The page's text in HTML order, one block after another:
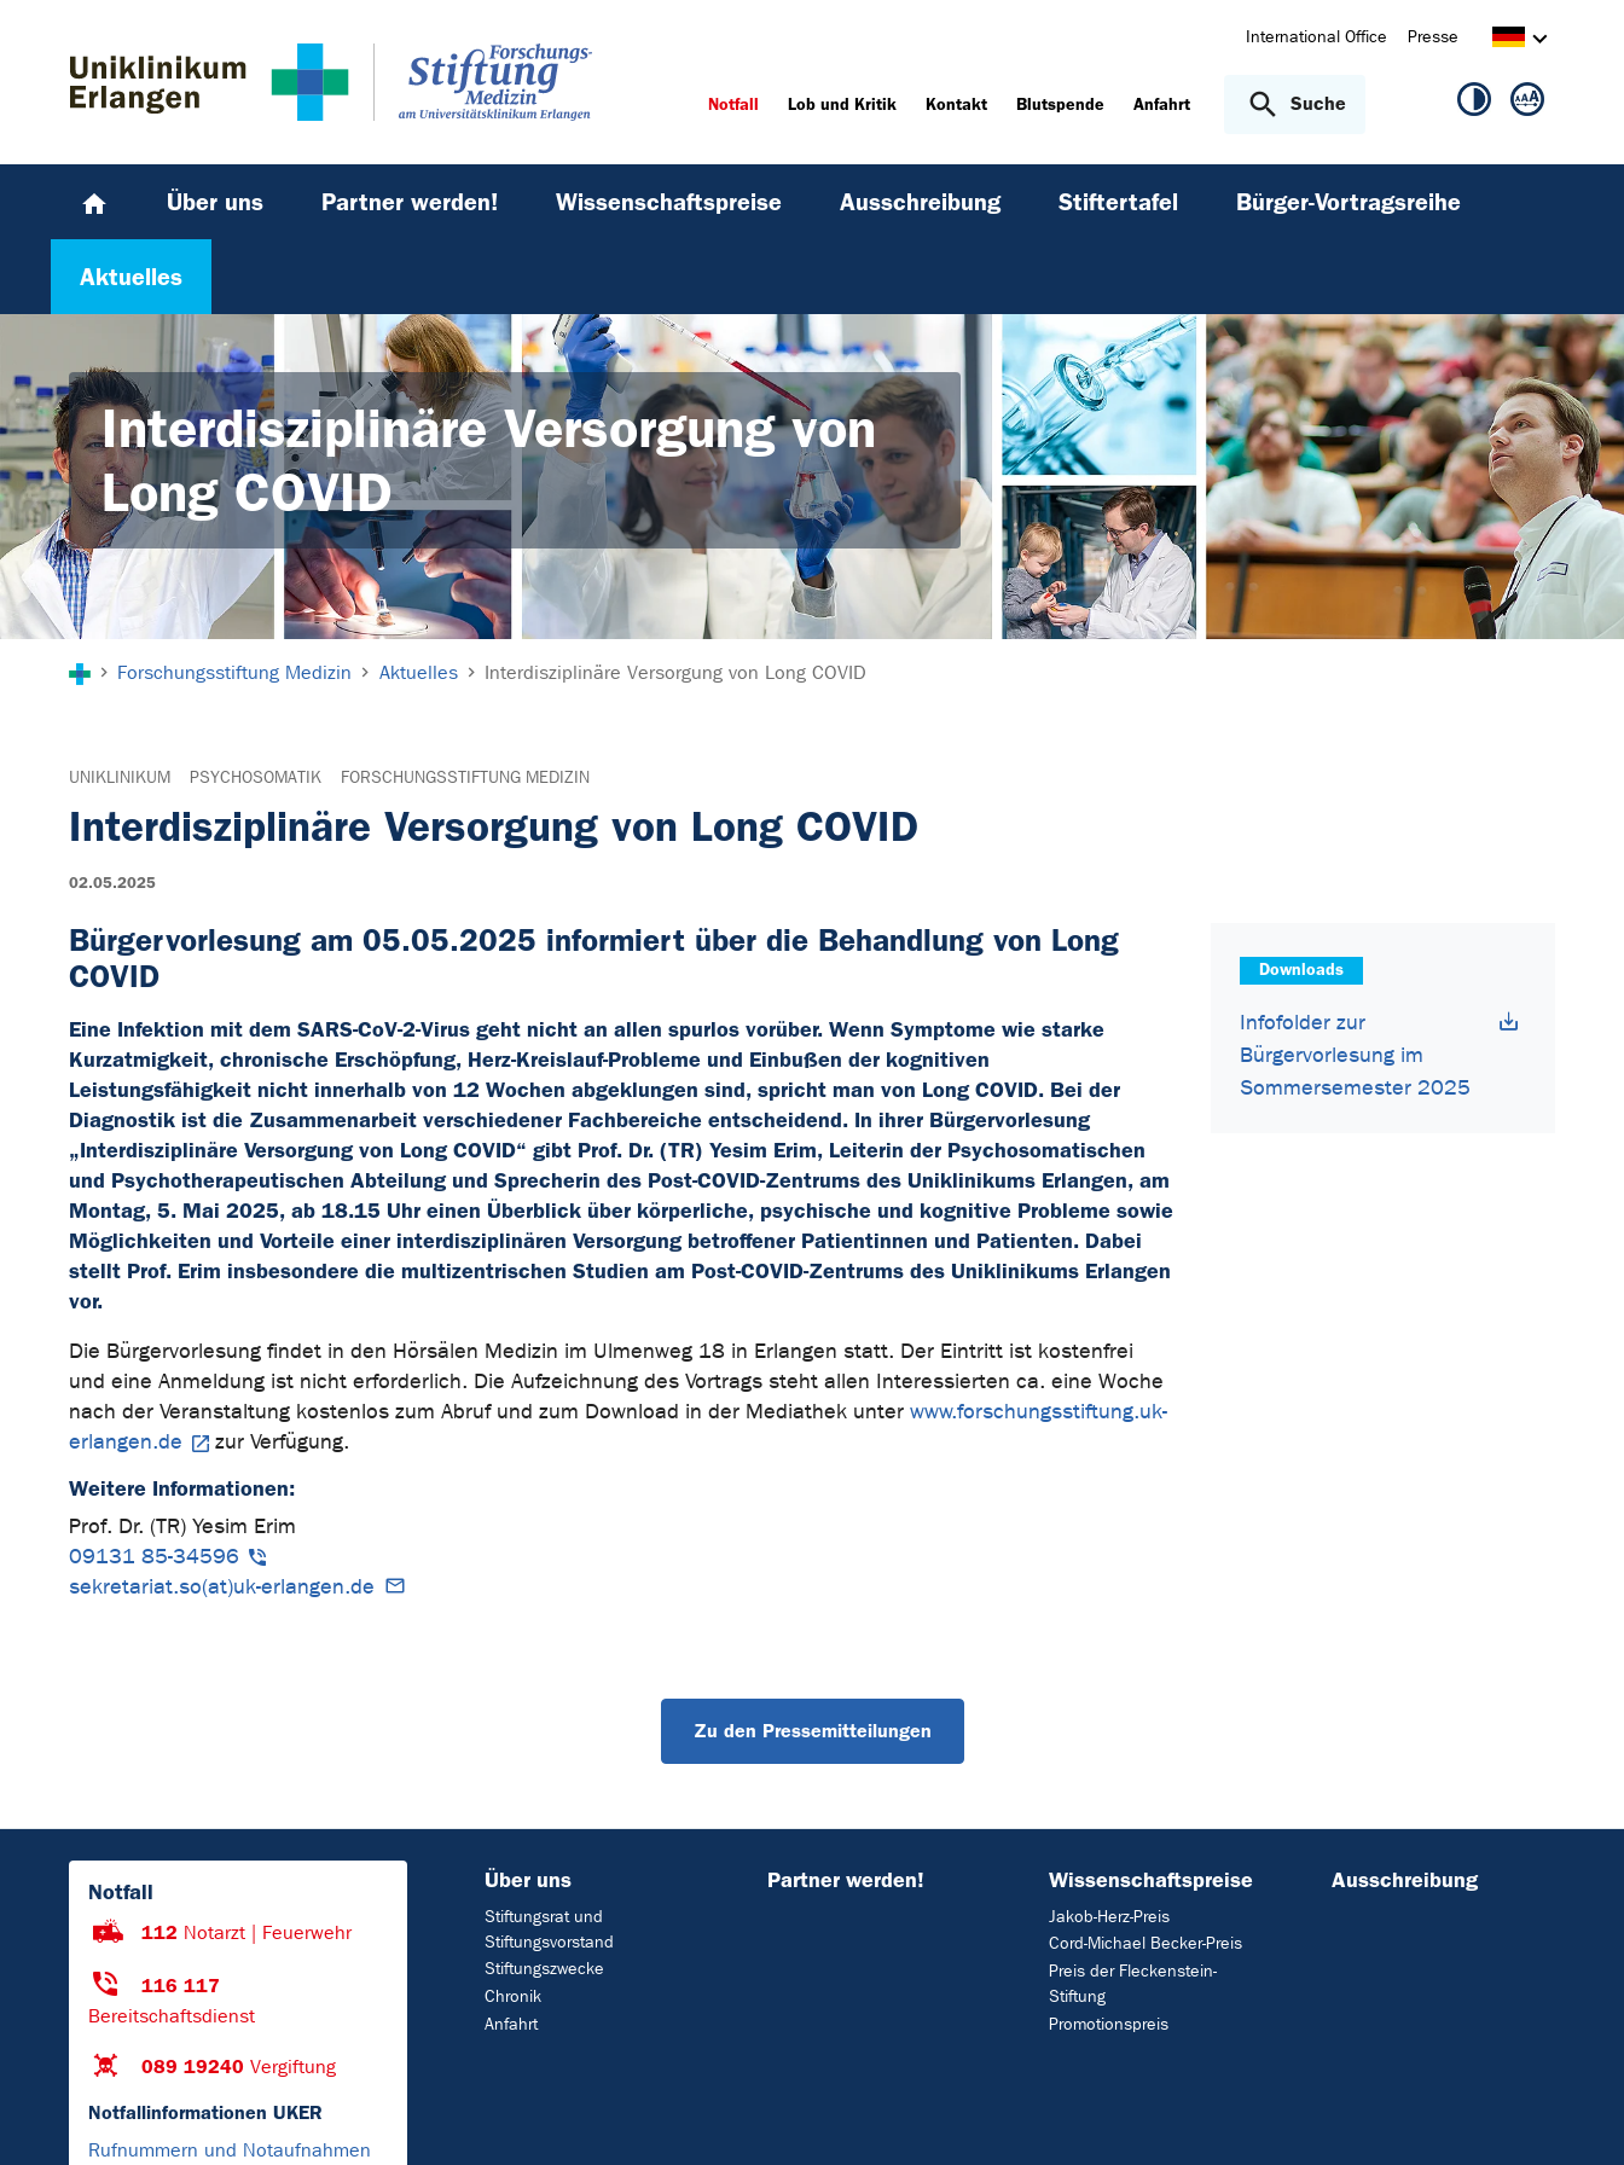
International Office Presse
Notfall Lob und Kritik Kontakt Blutspende Anfahrt Suche
Über uns Partner werden! Wissenschaftspreise Ausschreibung Stiftertafel Bürger-Vortragsreihe
Aktuelles
Interdisziplinäre Versorgung von
Long COVID
Forschungsstiftung Medizin Aktuelles Interdisziplinäre Versorgung von Long COVID
UNIKLINIKUM PSYCHOSOMATIK FORSCHUNGSSTIFTUNG MEDIZIN
Interdisziplinäre Versorgung von Long COVID
02.05.2025
Bürgervorlesung am 05.05.2025 informiert über die Behandlung von Long
COVID
Eine Infektion mit dem SARS-CoV-2-Virus geht nicht an allen spurlos vorüber. Wenn Symptome wie starke
Kurzatmigkeit, chronische Erschöpfung, Herz-Kreislauf-Probleme und Einbußen der kognitiven
Leistungsfähigkeit nicht innerhalb von 12 Wochen abgeklungen sind, spricht man von Long COVID. Bei der
Diagnostik ist die Zusammenarbeit verschiedener Fachbereiche entscheidend. In ihrer Bürgervorlesung
„Interdisziplinäre Versorgung von Long COVID“ gibt Prof. Dr. (TR) Yesim Erim, Leiterin der Psychosomatischen
und Psychotherapeutischen Abteilung und Sprecherin des Post-COVID-Zentrums des Uniklinikums Erlangen, am
Montag, 5. Mai 2025, ab 18.15 Uhr einen Überblick über körperliche, psychische und kognitive Probleme sowie
Möglichkeiten und Vorteile einer interdisziplinären Versorgung betroffener Patientinnen und Patienten. Dabei
stellt Prof. Erim insbesondere die multizentrischen Studien am Post-COVID-Zentrums des Uniklinikums Erlangen
vor.
Die Bürgervorlesung findet in den Hörsälen Medizin im Ulmenweg 18 in Erlangen statt. Der Eintritt ist kostenfrei
und eine Anmeldung ist nicht erforderlich. Die Aufzeichnung des Vortrags steht allen Interessierten ca. eine Woche
nach der Veranstaltung kostenlos zum Abruf und zum Download in der Mediathek unter www.forschungsstiftung.uk-
erlangen.de
zur Verfügung.
Weitere Informationen:
Prof. Dr. (TR) Yesim Erim
09131 85-34596
sekretariat.so(at)uk-erlangen.de
Downloads
Infofolder zur
Bürgervorlesung im
Sommersemester 2025
Zu den Pressemitteilungen
Notfall
112 Notarzt | Feuerwehr
116 117
Bereitschaftsdienst
089 19240 Vergiftung
Notfallinformationen UKER
Rufnummern und Notaufnahmen
Über uns
Stiftungsrat und
Stiftungsvorstand
Stiftungszwecke
Chronik
Anfahrt
Partner werden! Wissenschaftspreise
Jakob-Herz-Preis
Cord-Michael Becker-Preis
Preis der Fleckenstein-
Stiftung
Promotionspreis
Ausschreibung